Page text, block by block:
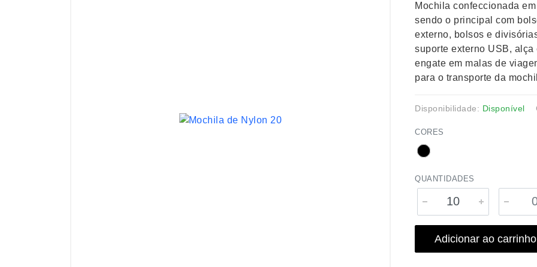
Esporte e Jogos
Kit
Kit Queijo
Lanternas
Mochila confeccionada
sendo o principal com
externo, bolsos e
suporte externo USB,
engate em malas de
para o transporte da
Disponibilidade: Disponível
CORES
QUANTIDADES
Adicionar ao carrinho